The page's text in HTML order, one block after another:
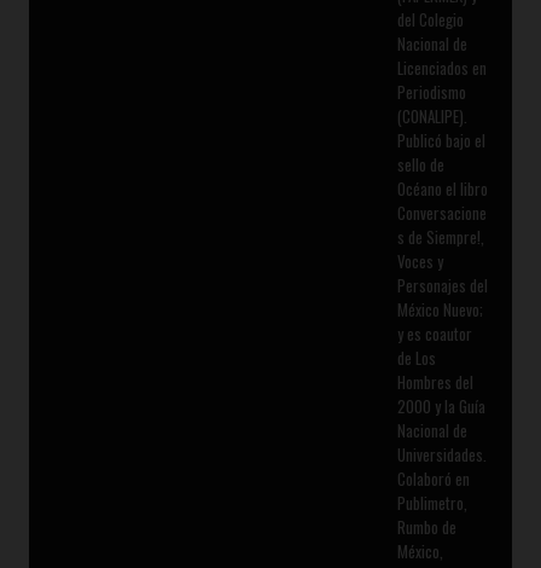
del Colegio
Nacional de
Licenciados en
Periodismo
(CONALIPE).
Publicó bajo el
sello de
Océano el libro
Conversacione
s de Siempre!,
Voces y
Personajes del
México Nuevo;
y es coautor
de Los
Hombres del
2000 y la Guía
Nacional de
Universidades.
Colaboró en
Publimetro,
Rumbo de
México,